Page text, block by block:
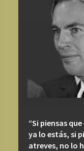
“Si piensas
ya lo estás, si
atreves, no lo